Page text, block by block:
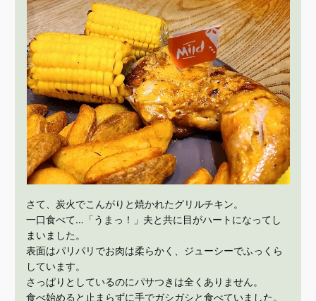
さて、炭火でこんがりと焼かれたグリルチキン。
一口食べて…「うまっ！」夫と共に目がハートになってし
まいました。
表面はパリパリでお肉は柔らかく、ジューシーでふっくら
しています。
さっぱりとしているのにパサつきは全くありません。
食べ始めると止まらずに手でガシガシと食べていました。